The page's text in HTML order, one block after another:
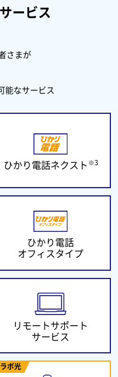
ービス
さまが
能なサービス
ひかり電話ネクスト※3
ひかり電話
オフィスタイプ
リモートサポート
サービス
ボ光